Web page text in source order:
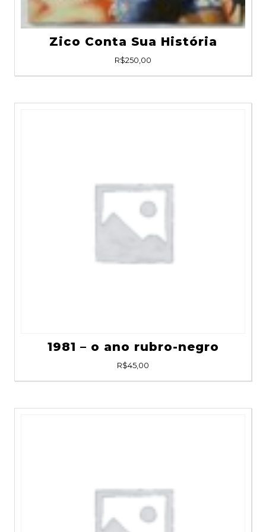
Zico Conta Sua História
R$250,00
1981 – o ano rubro-negro
R$45,00